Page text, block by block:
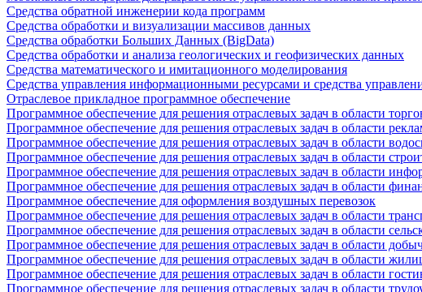
Средства обратной инженерии кода программ
Средства обработки и визуализации массивов данных
Средства обработки Больших Данных (BigData)
Средства обработки и анализа геологических и геофизических данных
Средства математического и имитационного моделирования
Средства управления информационными ресурсами и средства
Отраслевое прикладное программное обеспечение
Программное обеспечение для решения отраслевых задач в области
Программное обеспечение для решения отраслевых задач в области
Программное обеспечение для решения отраслевых задач в области
Программное обеспечение для решения отраслевых задач в области
Программное обеспечение для решения отраслевых задач в области
Программное обеспечение для решения отраслевых задач в области
Программное обеспечение для оформления воздушных перевозок
Программное обеспечение для решения отраслевых задач в области
Программное обеспечение для решения отраслевых задач в области
Программное обеспечение для решения отраслевых задач в области
Программное обеспечение для решения отраслевых задач в области
Программное обеспечение для решения отраслевых задач в области
Программное обеспечение для решения отраслевых задач в области